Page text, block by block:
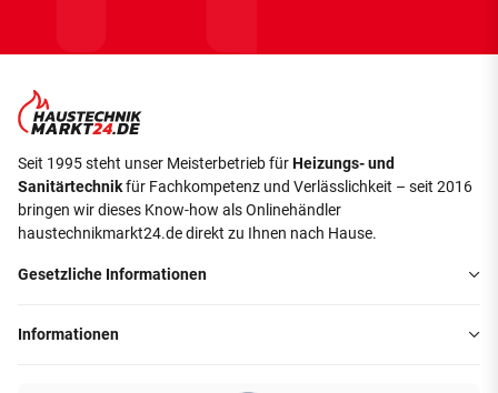
Seit 1995 steht unser Meisterbetrieb fürHeizungs- und
Sanitärtechnikfür Fachkompetenz und Verlässlichkeit – seit 2016
bringen wir dieses Know-how als Onlinehändler
haustechnikmarkt24.de direkt zu Ihnen nach Hause.
Gesetzliche Informationen
Informationen